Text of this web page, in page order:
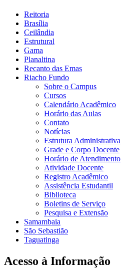
Reitoria
Brasília
Ceilândia
Estrutural
Gama
Planaltina
Recanto das Emas
Riacho Fundo
Sobre o Campus
Cursos
Calendário Acadêmico
Horário das Aulas
Contato
Notícias
Estrutura Administrativa
Grade e Corpo Docente
Horário de Atendimento
Atividade Docente
Registro Acadêmico
Assistência Estudantil
Biblioteca
Boletins de Serviço
Pesquisa e Extensão
Samambaia
São Sebastião
Taguatinga
Acesso à Informação